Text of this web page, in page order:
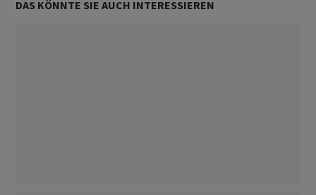
DAS KÖNNTE SIE AUCH INTERESSIEREN